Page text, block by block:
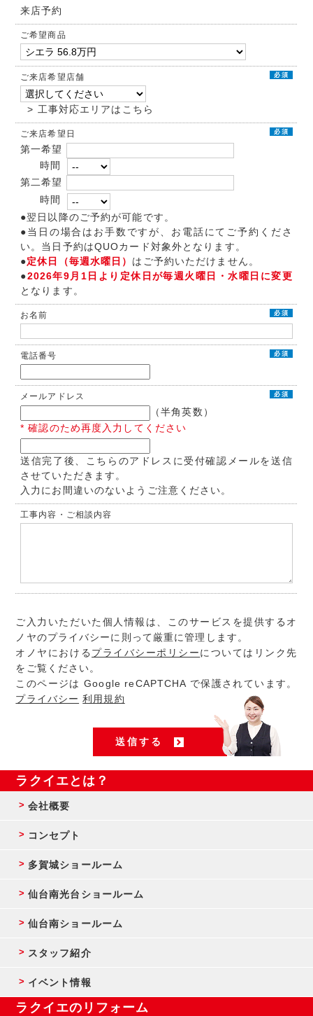
来店予約
ご希望商品
ご来店希望店舗 必須
> 工事対応エリアはこちら
ご来店希望日 必須
第一希望
時間
第二希望
時間
●翌日以降のご予約が可能です。
●当日の場合はお手数ですが、お電話にてご予約くださ
い。当日予約はQUOカード対象外となります。
●定休日（毎週水曜日） はご予約いただけません。
●2026年9月1日より定休日が毎週火曜日・水曜日に変更
となります。
お名前 必須
電話番号 必須
メールアドレス 必須
（半角英数）
* 確認のため再度入力してください
送信完了後、こちらのアドレスに受付確認メールを送信
させていただきます。
入力にお間違いのないようご注意ください。
工事内容・ご相談内容
ご入力いただいた個人情報は、このサービスを提供するオ
ノヤのプライバシーに則って厳重に管理します。
オノヤにおける プライバシーポリシーについてはリンク先
をご覧ください。
このページは Google reCAPTCHA で保護されています。
プライバシー 利用規約
ラクイエとは？
会社概要
コンセプト
多賀城ショールーム
仙台南光台ショールーム
仙台南ショールーム
スタッフ紹介
イベント情報
ラクイエのリフォーム